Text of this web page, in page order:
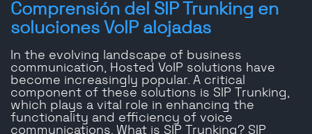
Comprensión del SIP Trunking en
soluciones VoIP alojadas
In the evolving landscape of business
communication, Hosted VoIP solutions have
become increasingly popular. A critical
component of these solutions is SIP Trunking,
which plays a vital role in enhancing the
functionality and efficiency of voice
communications. What is SIP Trunking? SIP